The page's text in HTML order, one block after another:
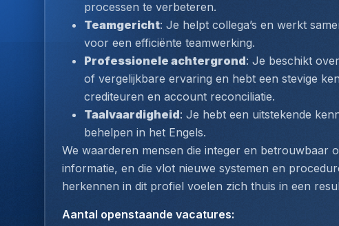
processen te verbeteren.
Teamgericht: Je helpt collega’s en werkt
voor een efficiënte teamwerking.
Professionele achtergrond: Je beschikt
of vergelijkbare ervaring en hebt een stevige
crediteuren en account reconciliatie.
Taalvaardigheid: Je hebt een uitstekende
behelpen in het Engels.
We waarderen mensen die integer en betrouwbaar
informatie, en die vlot nieuwe systemen en
herkennen in dit profiel voelen zich thuis in een
Aantal openstaande vacatures: